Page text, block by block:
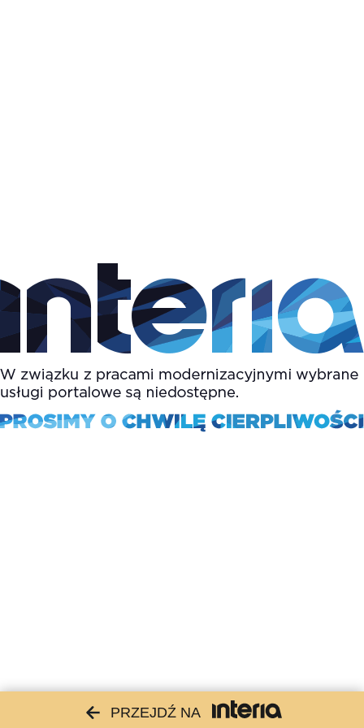
PRZEJDŹ NA